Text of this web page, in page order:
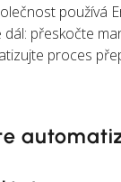
používá
dál: přeskočte
proces